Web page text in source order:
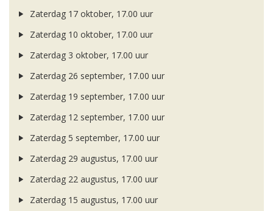
Zaterdag 17 oktober, 17.00 uur
Zaterdag 10 oktober, 17.00 uur
Zaterdag 3 oktober, 17.00 uur
Zaterdag 26 september, 17.00 uur
Zaterdag 19 september, 17.00 uur
Zaterdag 12 september, 17.00 uur
Zaterdag 5 september, 17.00 uur
Zaterdag 29 augustus, 17.00 uur
Zaterdag 22 augustus, 17.00 uur
Zaterdag 15 augustus, 17.00 uur